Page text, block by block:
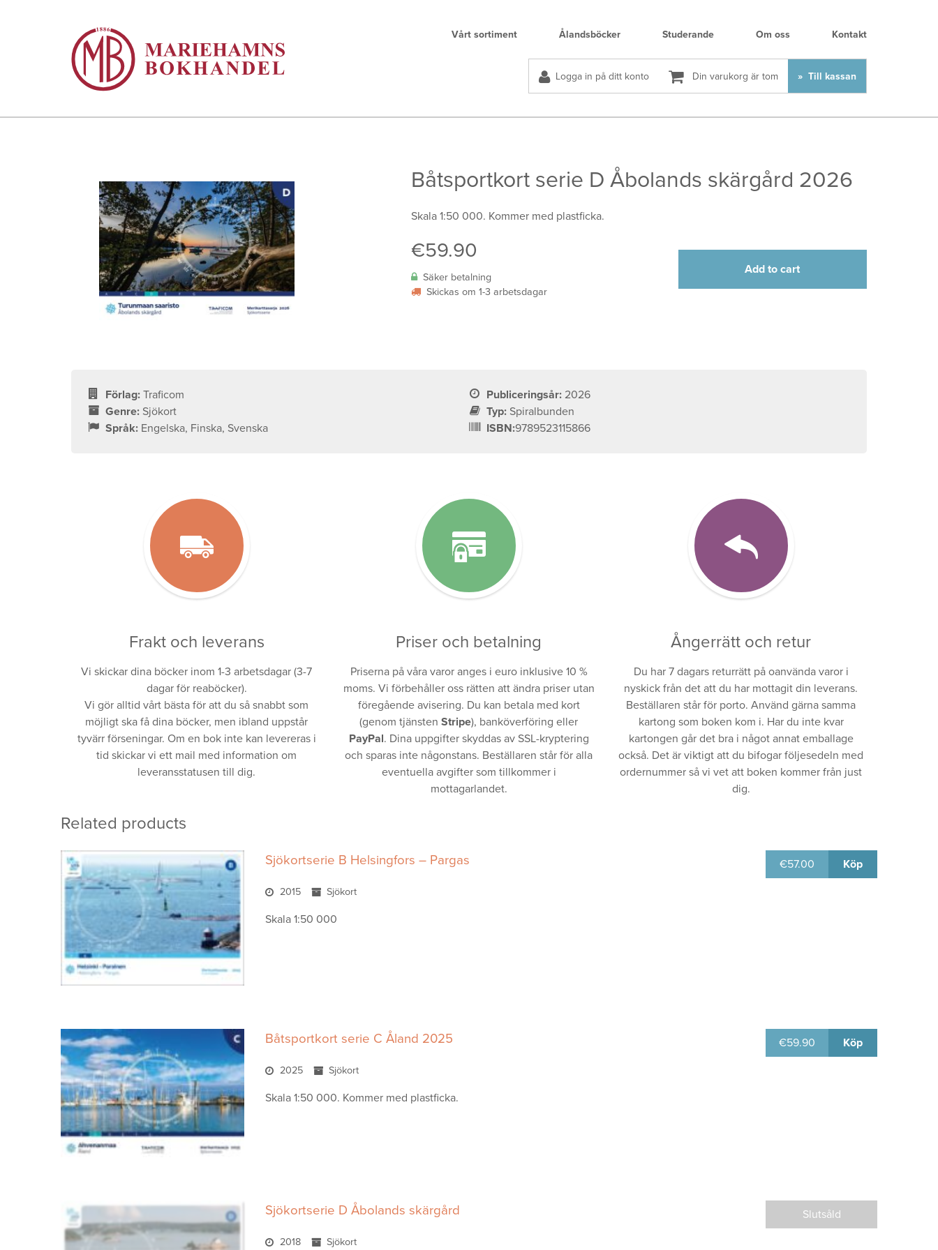
Vårt sortiment Ålandsböcker Studerande Om oss Kontakt
Logga in på ditt konto Din varukorg är tom Till kassan
Båtsportkort serie D Åbolands skärgård 2026
Skala 1:50 000. Kommer med plastficka.
€59.90
Säker betalning
Skickas om 1-3 arbetsdagar
Add to cart
Förlag: Traficom
Genre: Sjökort
Språk: Engelska, Finska, Svenska
Publiceringsår: 2026
Typ: Spiralbunden
ISBN:9789523115866
Frakt och leverans
Vi skickar dina böcker inom 1-3 arbetsdagar (3-7
dagar för reaböcker).
Vi gör alltid vårt bästa för att du så snabbt som
möjligt ska få dina böcker, men ibland uppstår
tyvärr förseningar. Om en bok inte kan levereras i
tid skickar vi ett mail med information om
leveransstatusen till dig.
Priser och betalning
Priserna på våra varor anges i euro inklusive 10 %
moms. Vi förbehåller oss rätten att ändra priser utan
föregående avisering. Du kan betala med kort
(genom tjänstenStripe), banköverföring eller
PayPal. Dina uppgifter skyddas av SSL-kryptering
och sparas inte någonstans. Beställaren står för alla
eventuella avgifter som tillkommer i
mottagarlandet.
Ångerrätt och retur
Du har 7 dagars returrätt på oanvända varor i
nyskick från det att du har mottagit din leverans.
Beställaren står för porto. Använd gärna samma
kartong som boken kom i. Har du inte kvar
kartongen går det bra i något annat emballage
också. Det är viktigt att du bifogar följesedeln med
ordernummer så vi vet att boken kommer från just
dig.
Related products
Sjökortserie B Helsingfors – Pargas
2015 Sjökort
€57.00 Köp
Skala 1:50 000
Båtsportkort serie C Åland 2025
2025 Sjökort
€59.90 Köp
Skala 1:50 000. Kommer med plastficka.
Sjökortserie D Åbolands skärgård
2018 Sjökort
Slutsåld